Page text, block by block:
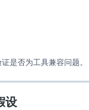
是否为工具兼容问题。
设